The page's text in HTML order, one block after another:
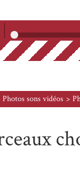
Photos sons vidéos